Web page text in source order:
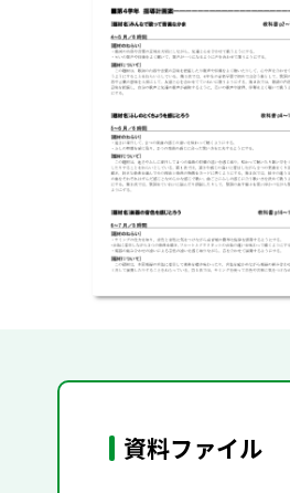
資料ファイル